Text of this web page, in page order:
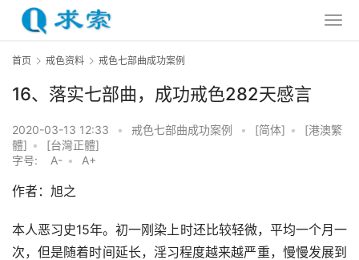
首页 戒色资料 戒色七部曲成功案例
16、落实七部曲，成功戒色282天感言
2020-03-13 12:33 • 戒色七部曲成功案例 • [简体] •
[港澳繁
體] •
[台灣正體]
字号:
A- • A+
作者：旭之
本人恶习史15年。初一刚染上时还比较轻微，平均一个月一
次，但是随着时间延长，淫习程度越来越严重，慢慢发展到